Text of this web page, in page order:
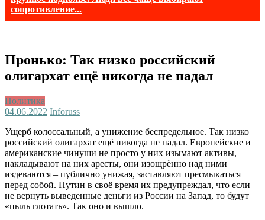
сопротивление...
Пронько: Так низко российский
олигархат ещё никогда не падал
Политика
04.06.2022 Inforuss
Ущерб колоссальный, а унижение беспредельное. Так низко
российский олигархат ещё никогда не падал. Европейские и
американские чинуши не просто у них изымают активы,
накладывают на них аресты, они изощрённо над ними
издеваются – публично унижая, заставляют пресмыкаться
перед собой. Путин в своё время их предупреждал, что если
не вернуть выведенные деньги из России на Запад, то будут
«пыль глотать». Так оно и вышло.